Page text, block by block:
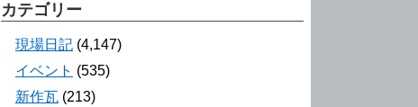
カテゴリー
現場日記 (4,147)
イベント (535)
新作瓦 (213)